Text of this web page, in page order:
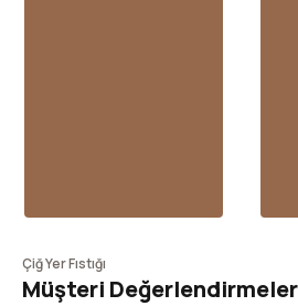
Çiğ Yer Fıstığı
Müşteri